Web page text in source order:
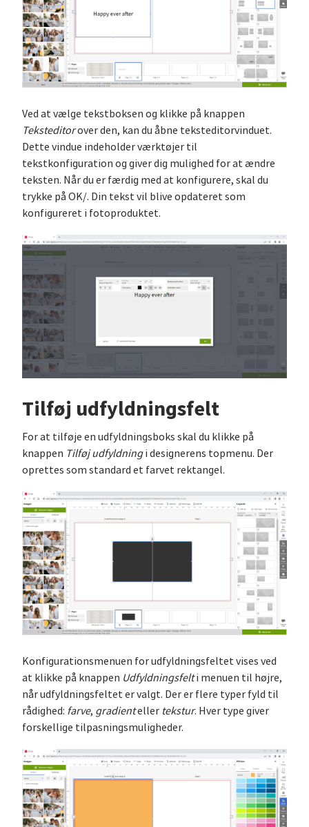
Ved at vælge tekstboksen og klikke på knappen
Teksteditorover den, kan du åbne teksteditorvinduet.
Dette vindue indeholder værktøjer til
tekstkonfiguration og giver dig mulighed for at ændre
teksten. Når du er færdig med at konfigurere, skal du
trykke på OK/. Din tekst vil blive opdateret som
konfigureret i fotoproduktet.
Tilføj udfyldningsfelt
For at tilføje en udfyldningsboks skal du klikke på
knappen Tilføj udfyldningi designerens topmenu. Der
oprettes som standard et farvet rektangel.
Konfigurationsmenuen for udfyldningsfeltet vises ved
at klikke på knappen Udfyldningsfelti menuen til højre,
når udfyldningsfeltet er valgt. Der er flere typer fyld til
rådighed: farve, gradienteller tekstur. Hver type giver
forskellige tilpasningsmuligheder.